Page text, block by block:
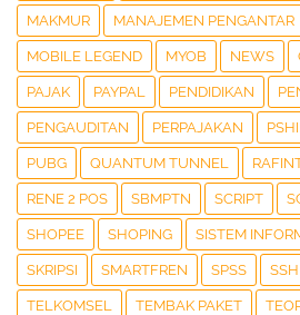
MAKMUR MANAJEMEN PENGANTAR
MOBILE LEGEND MYOB NEWS
PAJAK PAYPAL PENDIDIKAN
PENGAUDITAN PERPAJAKAN
PUBG QUANTUM TUNNEL
RENE 2 POS SBMPTN SCRIPT
SHOPEE SHOPING SISTEM
SKRIPSI SMARTFREN SPSS SSH
TELKOMSEL TEMBAK PAKET